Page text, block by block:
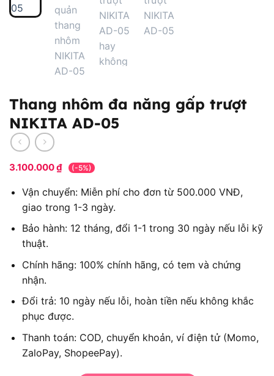
Thang nhôm đa năng gấp trượt
NIKITA AD-05
3.100.000₫ (-5%)
Vận chuyển: Miễn phí cho đơn từ 500.000 VNĐ,
giao trong 1-3 ngày.
Bảo hành: 12 tháng, đổi 1-1 trong 30 ngày nếu lỗi kỹ
thuật.
Chính hãng: 100% chính hãng, có tem và chứng
nhận.
Đổi trả: 10 ngày nếu lỗi, hoàn tiền nếu không khắc
phục được.
Thanh toán: COD, chuyển khoản, ví điện tử (Momo,
ZaloPay, ShopeePay).